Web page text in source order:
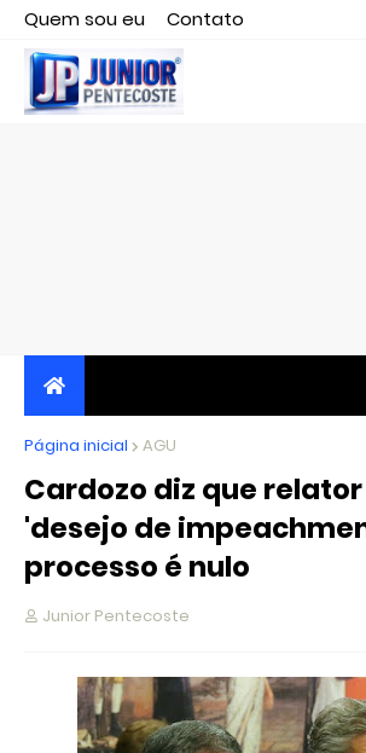
Quem sou eu
Contato
Editor responsável, jornalista Clovis
JORNALISMO INDEPENDENTE,
CRÍTICO
Página inicial AGU
Cardozo diz que
'desejo de
processo é nulo
Junior Pentecoste